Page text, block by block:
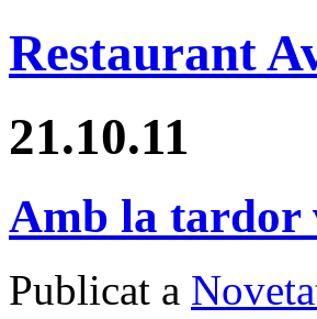
Restaurant
21.10.11
Amb la tardor
Publicat a